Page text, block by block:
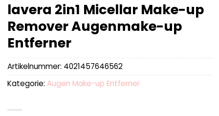
lavera 2in1 Micellar Make-up
Remover Augenmake-up
Entferner
Artikelnummer: 4021457646562
Kategorie: Augen Make-up Entferner